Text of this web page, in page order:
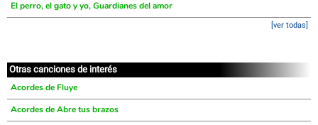
El perro, el gato y yo, Guardianes del amor
[ver todas]
Otras canciones de interés
Acordes de Fluye
Acordes de Abre tus brazos